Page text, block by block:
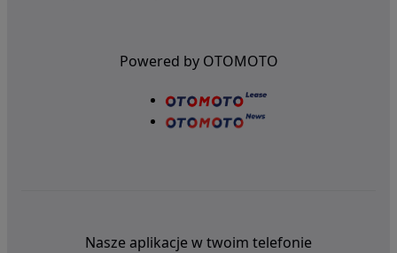
Powered by OTOMOTO
Nasze aplikacje w twoim telefonie